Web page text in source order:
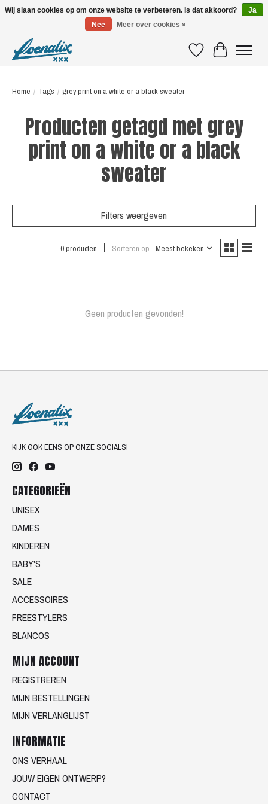
VerlanglijstWinkelwagen
Home / Tags / grey print on a white or a black sweater
Producten getagd met grey
print on a white or a black
sweater
Filters weergeven
0 producten Sorteren op Meest bekeken
Geen producten gevonden!
KIJK OOK EENS OP ONZE SOCIALS!
CATEGORIEËN
UNISEX
DAMES
KINDEREN
BABY'S
SALE
ACCESSOIRES
FREESTYLERS
BLANCOS
MIJN ACCOUNT
REGISTREREN
MIJN BESTELLINGEN
MIJN VERLANGLIJST
INFORMATIE
ONS VERHAAL
JOUW EIGEN ONTWERP?
CONTACT
Wij slaan cookies op om onze website te verbeteren. Is dat akkoord?
Ja
Nee
Meer over cookies »